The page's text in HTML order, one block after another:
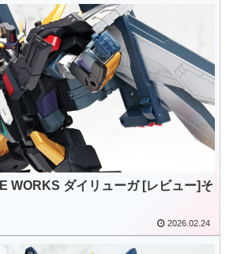
WORKS ダイリューガ [レビュー]そ
2026.02.24